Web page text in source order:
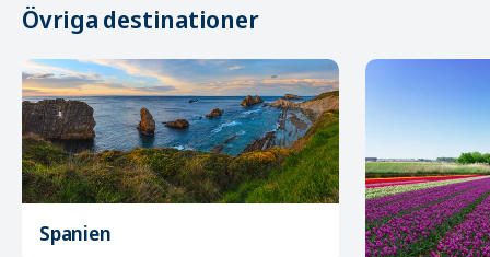
Övriga destinationer
Spanien